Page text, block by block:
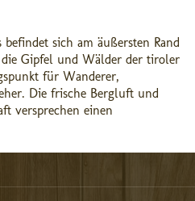
sich am äußersten Rand
Gipfel und Wälder der tiroler
für Wanderer,
Die frische Bergluft und
versprechen einen